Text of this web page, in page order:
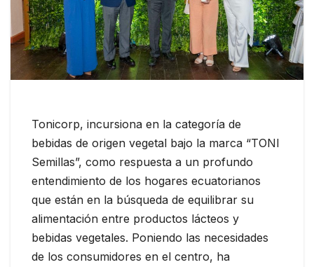
Tonicorp, incursiona en la categoría de
bebidas de origen vegetal bajo la marca “TONI
Semillas”, como respuesta a un profundo
entendimiento de los hogares ecuatorianos
que están en la búsqueda de equilibrar su
alimentación entre productos lácteos y
bebidas vegetales. Poniendo las necesidades
de los consumidores en el centro, ha